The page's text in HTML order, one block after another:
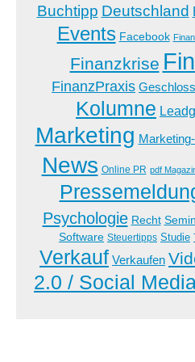
Buchtipp Deutschland
Events Facebook
Finanzkrise
FinanzPraxis
Kolumne
Marketing
News Online PR pdf
Psychologie Recht
Software Steuertipps Studie
Verkauf Verkaufen
2.0 / Social